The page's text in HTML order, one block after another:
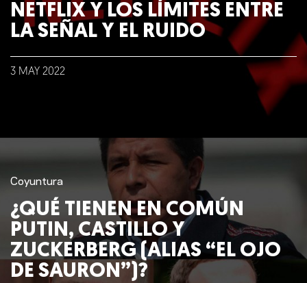
Nosotros
Clientes
Lo que hacemos
NETFLIX Y LOS LÍMITES ENTRE
LA SEÑAL Y EL RUIDO
3 MAY 2022
Coyuntura
¿QUÉ TIENEN EN COMÚN
PUTIN, CASTILLO Y
ZUCKERBERG (ALIAS “EL OJO
DE SAURON”)?